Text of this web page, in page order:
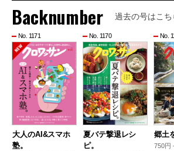
Backnumber 過去の号はこち
No. 1171
大人のAI&スマホ
塾。
No. 1170
夏バテ撃退レシ
ピ。
No.
郷土
750円